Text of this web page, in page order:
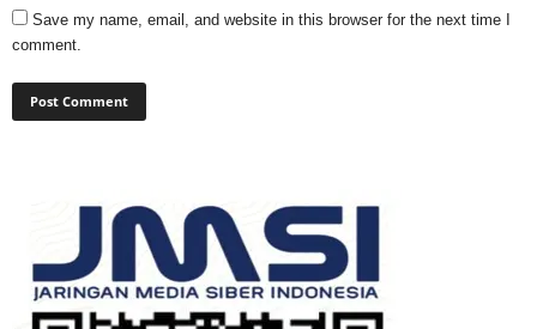
Save my name, email, and website in this browser for the next time I
comment.